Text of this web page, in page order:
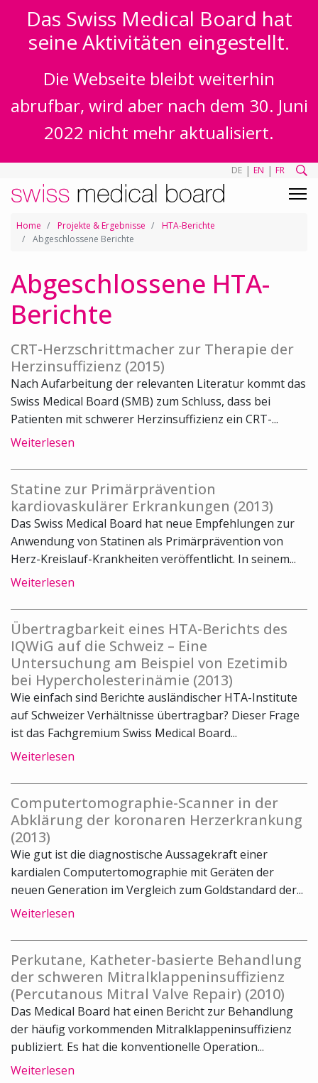
Das Swiss Medical Board hat
seine Aktivitäten eingestellt.
Die Webseite bleibt weiterhin
abrufbar, wird aber nach dem 30. Juni
2022 nicht mehr aktualisiert.
DE | EN | FR
Home Projekte & Ergebnisse
HTA-Berichte
Abgeschlossene Berichte
Abgeschlossene HTA-
Berichte
CRT-Herzschrittmacher zur Therapie der
Herzinsuffizienz (2015)
Nach Aufarbeitung der relevanten Literatur kommt das
Swiss Medical Board (SMB) zum Schluss, dass bei
Patienten mit schwerer Herzinsuffizienz ein CRT-...
Weiterlesen
Statine zur Primärprävention
kardiovaskulärer Erkrankungen (2013)
Das Swiss Medical Board hat neue Empfehlungen zur
Anwendung von Statinen als Primärprävention von
Herz-Kreislauf-Krankheiten veröffentlicht. In seinem...
Weiterlesen
Übertragbarkeit eines HTA-Berichts des
IQWiG auf die Schweiz – Eine
Untersuchung am Beispiel von Ezetimib
bei Hypercholesterinämie (2013)
Wie einfach sind Berichte ausländischer HTA-Institute
auf Schweizer Verhältnisse übertragbar? Dieser Frage
ist das Fachgremium Swiss Medical Board...
Weiterlesen
Computertomographie-Scanner in der
Abklärung der koronaren Herzerkrankung
(2013)
Wie gut ist die diagnostische Aussagekraft einer
kardialen Computertomographie mit Geräten der
neuen Generation im Vergleich zum Goldstandard der...
Weiterlesen
Perkutane, Katheter-basierte Behandlung
der schweren Mitralklappeninsuffizienz
(Percutanous Mitral Valve Repair) (2010)
Das Medical Board hat einen Bericht zur Behandlung
der häufig vorkommenden Mitralklappeninsuffizienz
publiziert. Es hat die konventionelle Operation...
Weiterlesen